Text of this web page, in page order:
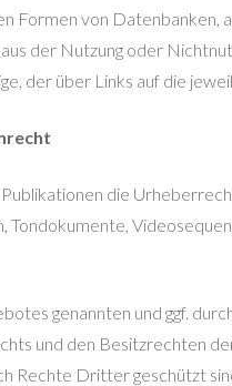
Formen von
der Nutzung oder
der über Links auf die
die
genannten und ggf.
und den Besitzrechten
Rechte Dritter geschützt